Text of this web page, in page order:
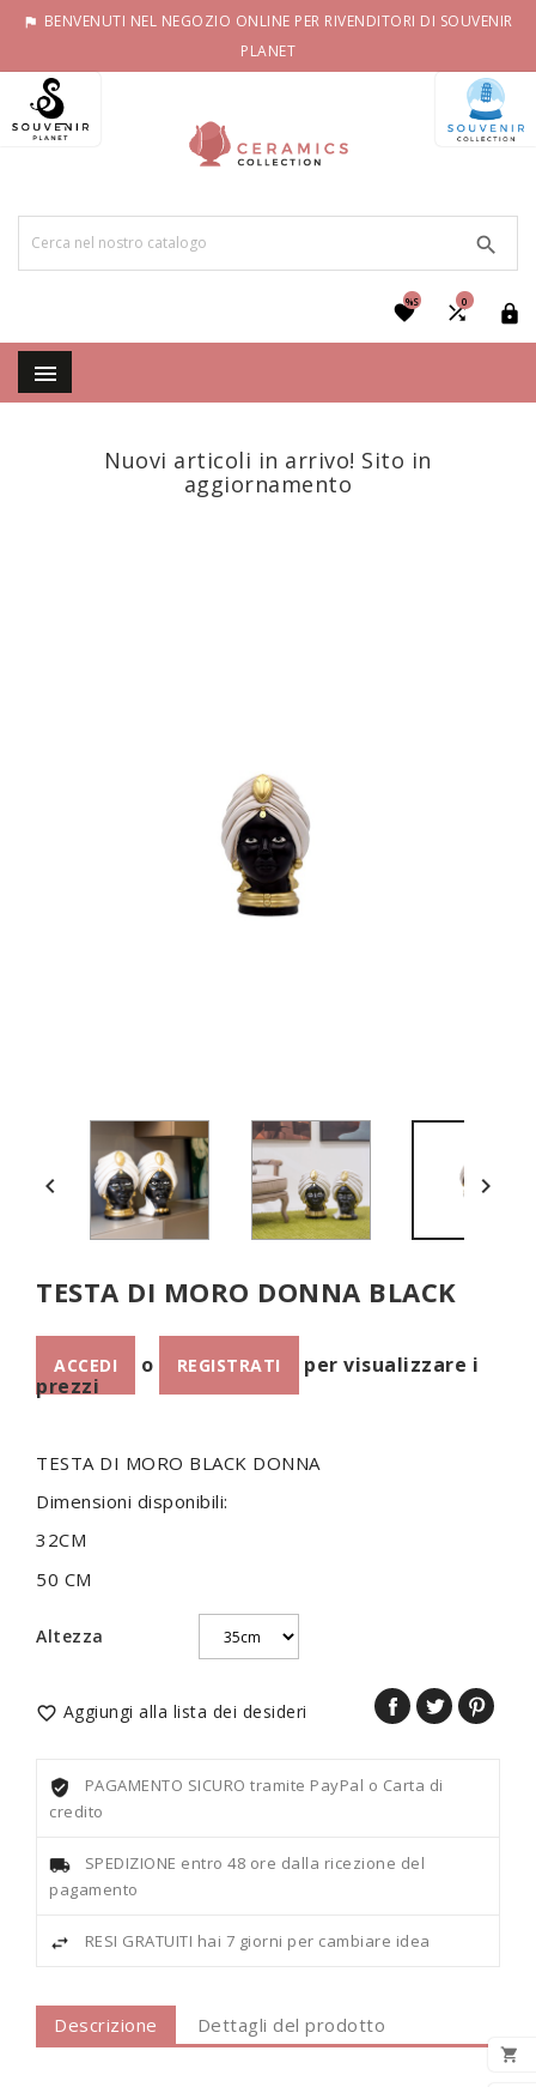


BENVENUTI NEL NEGOZIO ONLINE PER RIVENDITORI DI SOUVENIR
PLANET



0

%S

Nuovi articoli in arrivo! Sito in
aggiornamento
 
TESTA DI MORO DONNA BLACK
ACCEDI o REGISTRATI
per visualizzare i
prezzi
TESTA DI MORO BLACK DONNA
Dimensioni disponibili:
32CM
50 CM
Altezza
 Aggiungi alla lista dei desideri
PAGAMENTO SICURO tramite PayPal o Carta di
credito
SPEDIZIONE entro 48 ore dalla ricezione del
pagamento
RESI GRATUITI hai 7 giorni per cambiare idea
Descrizione Dettagli del prodotto